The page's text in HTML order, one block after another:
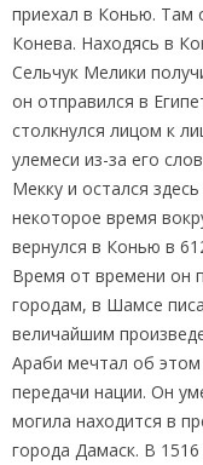
приехал в Конью. Там
Конева. Находясь в
Сельчук Мелики
он отправился в
столкнулся лицом к
улемеси из-за его
Мекку и остался
некоторое время
вернулся в Конью в
Время от времени он
городам, в Шамсе
величайшим
Араби мечтал об этом
передачи нации. Он
могила находится в
города Дамаск. В